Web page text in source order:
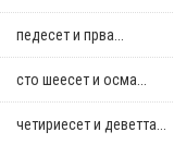
педесет и прва...
сто шеесет и осма...
четириесет и деветта...